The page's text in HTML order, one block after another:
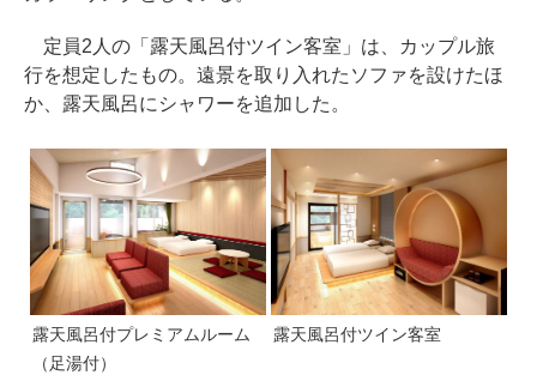
定員2人の「露天風呂付ツイン客室」は、カップル旅
行を想定したもの。遠景を取り入れたソファを設けたほ
か、露天風呂にシャワーを追加した。
露天風呂付プレミアムルーム
（足湯付）
露天風呂付ツイン客室